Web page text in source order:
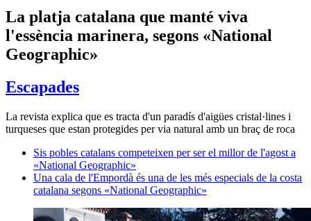
La platja catalana que manté viva
l'essència marinera, segons «National
Geographic»
Escapades
La revista explica que es tracta d'un paradís d'aigües cristal·lines i
turqueses que estan protegides per via natural amb un braç de roca
Sis pobles catalans competeixen per ser el millor de l'agost a
«National Geographic»
Una cala de l'Empordà és una de les més especials de la costa
catalana segons «National Geographic»